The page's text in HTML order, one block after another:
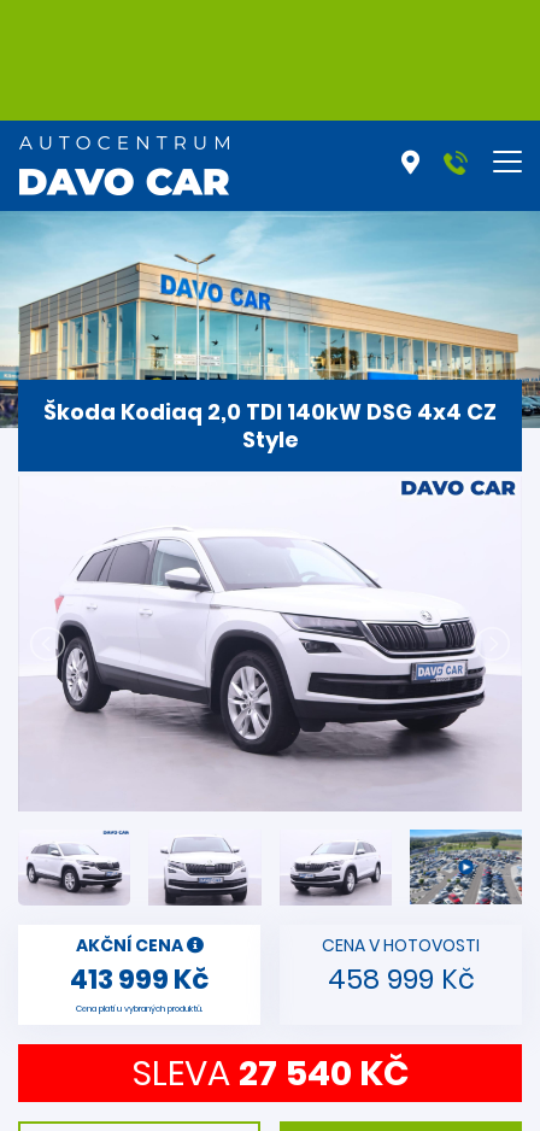
Škoda Kodiaq 2,0 TDI 140kW DSG 4x4 CZ
Style
AKČNÍ CENA
413 999 Kč
Cena platí u vybraných produktů.
CENA V HOTOVOSTI
458 999 Kč
SLEVA 27 540 KČ